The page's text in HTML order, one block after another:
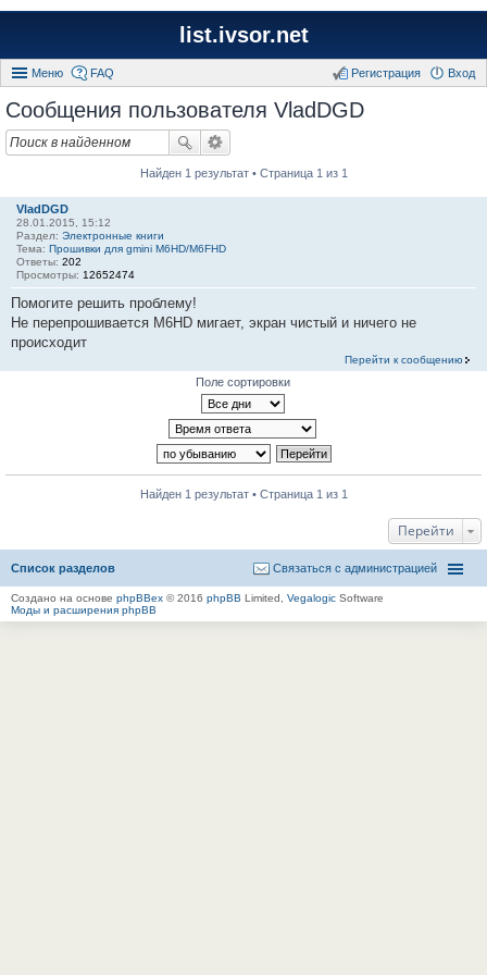
list.ivsor.net
Меню FAQ Вход
Регистрация
Сообщения пользователя VladDGD
Найден 1 результат • Страница 1 из 1
VladDGD
28.01.2015, 15:12
Раздел: Электронные книги
Тема: Прошивки для gmini M6HD/M6FHD
Ответы: 202
Просмотры: 12652474
Помогите решить проблему!
Не перепрошивается M6HD мигает, экран чистый и ничего не
происходит
Перейти к сообщению
Поле сортировки
Найден 1 результат • Страница 1 из 1
Перейти
Список разделов Связаться с администрацией
Создано на основе phpBBex © 2016 phpBB Limited, Vegalogic Software
Моды и расширения phpBB